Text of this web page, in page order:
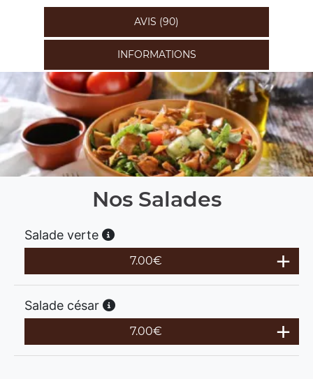
AVIS (90)
INFORMATIONS
Nos Salades
Salade verte
7.00€
Salade césar
7.00€